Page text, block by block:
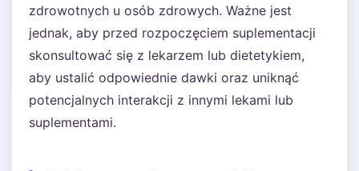
zdrowotnych u osób zdrowych. Ważne jest
jednak, aby przed rozpoczęciem suplementacji
skonsultować się z lekarzem lub dietetykiem,
aby ustalić odpowiednie dawki oraz uniknąć
potencjalnych interakcji z innymi lekami lub
suplementami.